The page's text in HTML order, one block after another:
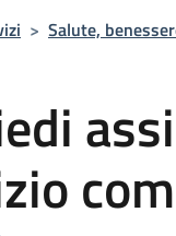
> Salute,